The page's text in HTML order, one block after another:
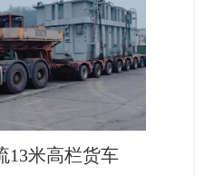
13米高栏货车